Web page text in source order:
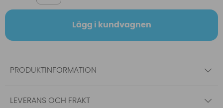
Lägg i kundvagnen
PRODUKTINFORMATION
LEVERANS OCH FRAKT